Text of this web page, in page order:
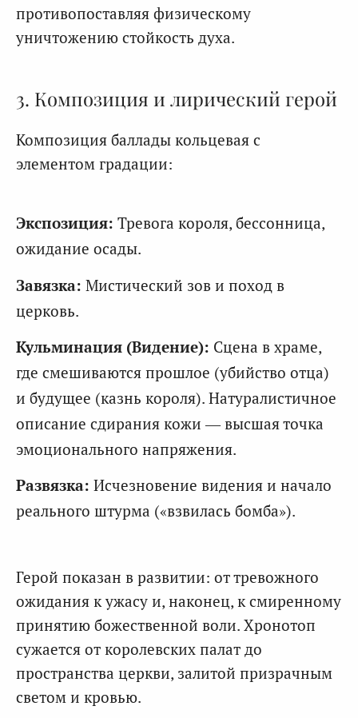
противопоставляя физическому
уничтожению стойкость духа.
3. Композиция и лирический герой
Композиция баллады кольцевая с
элементом градации:
Экспозиция: Тревога короля, бессонница,
ожидание осады.
Завязка: Мистический зов и поход в
церковь.
Кульминация (Видение): Сцена в храме,
где смешиваются прошлое (убийство отца)
и будущее (казнь короля). Натуралистичное
описание сдирания кожи — высшая точка
эмоционального напряжения.
Развязка: Исчезновение видения и начало
реального штурма («взвилась бомба»).
Герой показан в развитии: от тревожного
ожидания к ужасу и, наконец, к смиренному
принятию божественной воли. Хронотоп
сужается от королевских палат до
пространства церкви, залитой призрачным
светом и кровью.